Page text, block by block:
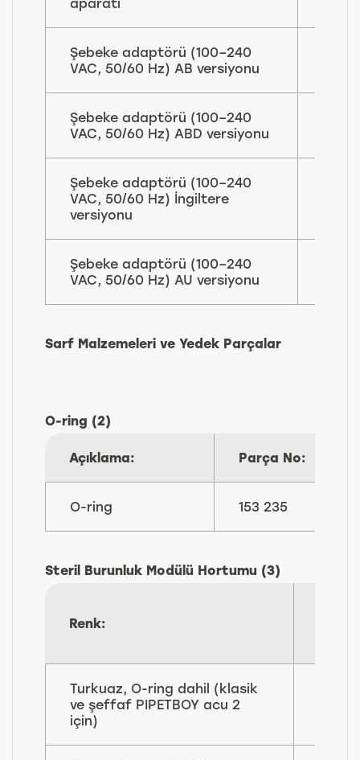
Şebeke adaptörü (100–240
VAC, 50/60 Hz) AB versiyonu
Şebeke adaptörü (100–240
VAC, 50/60 Hz) ABD versiyonu
Şebeke adaptörü (100–240
VAC, 50/60 Hz) İngiltere
versiyonu
Şebeke adaptörü (100–240
VAC, 50/60 Hz) AU versiyonu
Sarf Malzemeleri ve Yedek Parçalar
O-ring (2)
Açıklama: Parça No:
O-ring 153 235
Steril Burunluk Modülü Hortumu (3)
Renk:
Turkuaz, O-ring dahil (klasik
ve şeffaf PIPETBOY acu 2
için)